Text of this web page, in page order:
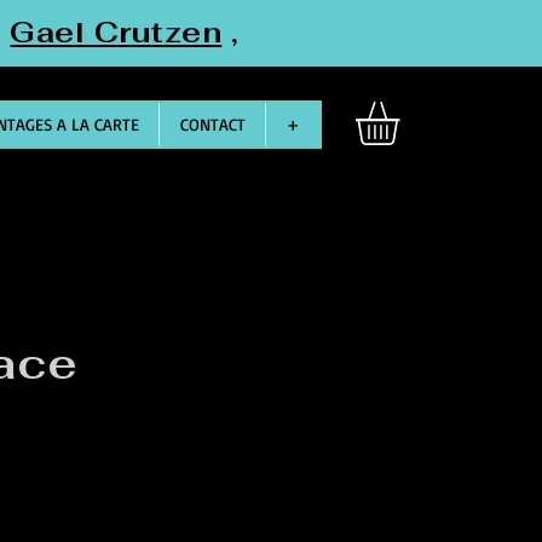
Gael Crutzen ,
A LA CARTE CONTACT +